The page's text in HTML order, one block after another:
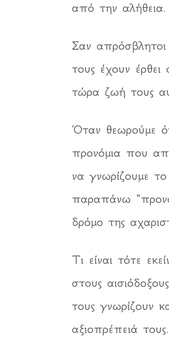
από την αλήθεια.
Σαν
τους έχουν
τώρα ζωή τους
Όταν θεωρούμε
προνόμια που
να γνωρίζουμε
παραπάνω
δρόμο της
Τι είναι τότε
στους
τους γνωρίζουν
αξιοπρέπειά